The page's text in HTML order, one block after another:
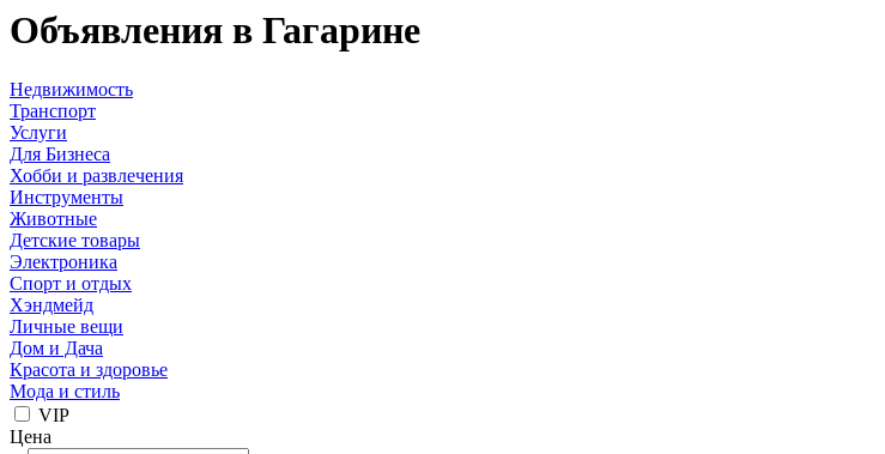
Объявления в Гагарине
Недвижимость
Транспорт
Услуги
Для Бизнеса
Хобби и развлечения
Инструменты
Животные
Детские товары
Электроника
Спорт и отдых
Хэндмейд
Личные вещи
Дом и Дача
Красота и здоровье
Мода и стиль
VIP
Цена